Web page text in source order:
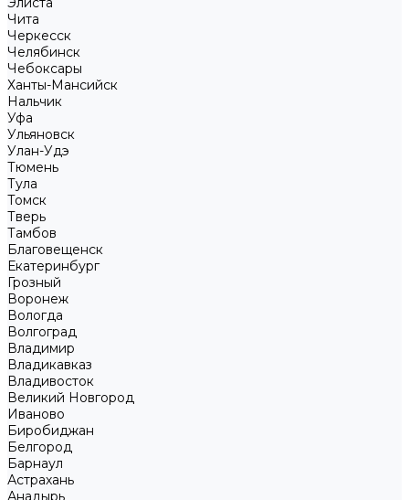
Чита
Черкесск
Челябинск
Чебоксары
Ханты-Мансийск
Нальчик
Уфа
Ульяновск
Улан-Удэ
Тюмень
Тула
Томск
Тверь
Тамбов
Благовещенск
Екатеринбург
Грозный
Воронеж
Вологда
Волгоград
Владимир
Владикавказ
Владивосток
Великий Новгород
Иваново
Биробиджан
Белгород
Барнаул
Астрахань
Анадырь